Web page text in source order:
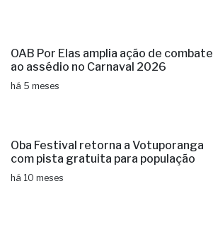
OAB Por Elas amplia ação de combate
ao assédio no Carnaval 2026
há 5 meses
Oba Festival retorna a Votuporanga
com pista gratuita para população
há 10 meses